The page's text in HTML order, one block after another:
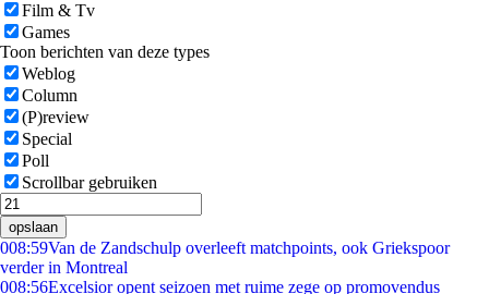
Film & Tv
Games
Toon berichten van deze types
Weblog
Column
(P)review
Special
Poll
Scrollbar gebruiken
opslaan
008:59Van de Zandschulp overleeft matchpoints, ook Griekspoor
verder in Montreal
008:56Excelsior opent seizoen met ruime zege op promovendus